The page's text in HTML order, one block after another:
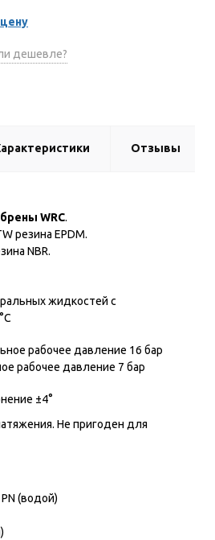
дешевле?
Отзывы
WRC.
резина EPDM.
NBR.
жидкостей с
рабочее давление 16 бар
рабочее давление 7 бар
±4°
Не пригоден для
(водой)